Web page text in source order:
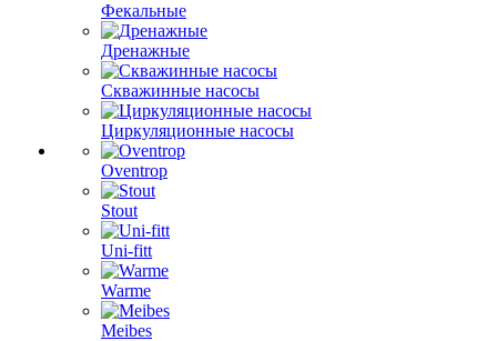
Фекальные
Дренажные
Скважинные насосы
Циркуляционные насосы
Oventrop
Stout
Uni-fitt
Warme
Meibes